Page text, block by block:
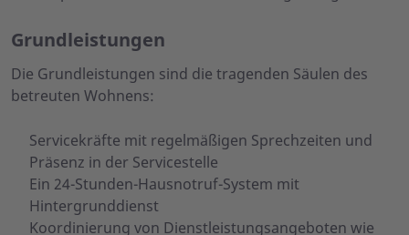
Grundleistungen
Die Grundleistungen sind die tragenden Säulen des
betreuten Wohnens:
Servicekräfte mit regelmäßigen Sprechzeiten und
Präsenz in der Servicestelle
Ein 24-Stunden-Hausnotruf-System mit
Hintergrunddienst
Koordinierung von Dienstleistungsangeboten wie